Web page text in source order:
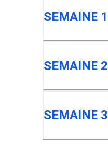
SEMAINE 1
SEMAINE 2
SEMAINE 3